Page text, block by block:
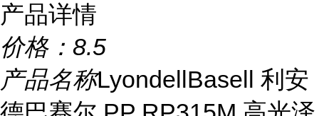
产品详情
价格： 8.5
产品名称LyondellBasell 利安